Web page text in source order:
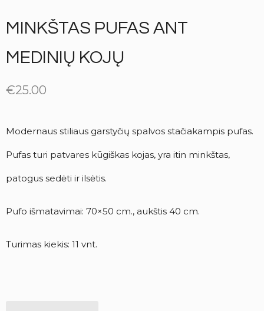
MINKŠTAS PUFAS ANT
MEDINIŲ KOJŲ
€25.00
Modernaus stiliaus garstyčių spalvos stačiakampis pufas.
Pufas turi patvares kūgiškas kojas, yra itin minkštas,
patogus sedėti ir ilsėtis.
Pufo išmatavimai: 70×50 cm., aukštis 40 cm.
Turimas kiekis: 11 vnt.